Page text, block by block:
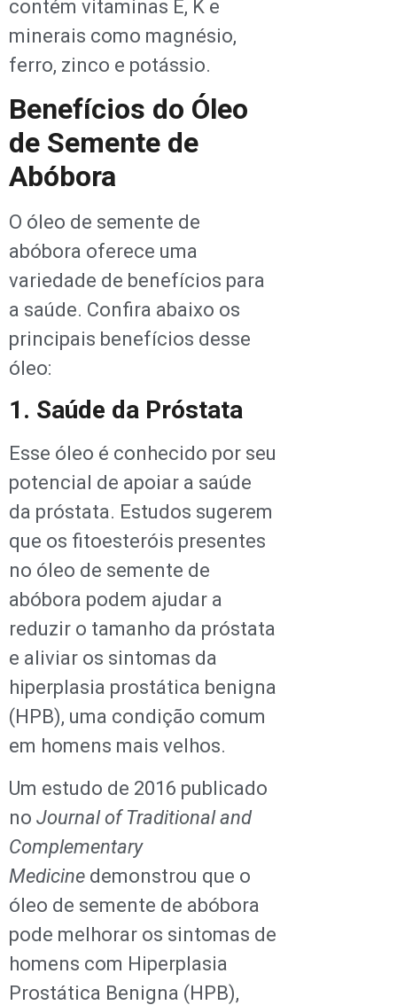
contém vitaminas E, K e
minerais como magnésio,
ferro, zinco e potássio.
Benefícios do Óleo
de Semente de
Abóbora
O óleo de semente de
abóbora oferece uma
variedade de benefícios para
a saúde. Confira abaixo os
principais benefícios desse
óleo:
1. Saúde da Próstata
Esse óleo é conhecido por seu
potencial de apoiar a saúde
da próstata. Estudos sugerem
que os fitoesteróis presentes
no óleo de semente de
abóbora podem ajudar a
reduzir o tamanho da próstata
e aliviar os sintomas da
hiperplasia prostática benigna
(HPB), uma condição comum
em homens mais velhos.
Um estudo de 2016 publicado
no Journal of Traditional and
Complementary
Medicine demonstrou que o
óleo de semente de abóbora
pode melhorar os sintomas de
homens com Hiperplasia
Prostática Benigna (HPB),